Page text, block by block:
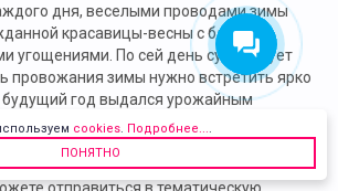
дня, веселыми проводами зимы
красавицы-весны с блинами
угощениями. По сей день существует
провожания зимы нужно встретить ярко
будущий год выдался урожайным
зиму весело и непринужденно?
«Высота» поможет сделать красочно
отправиться в тематическую
cookies. Подробнее....
ПОНЯТНО